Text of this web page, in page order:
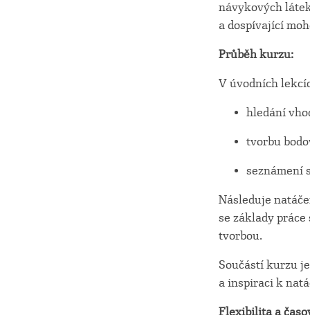
návykových
a dospívající
Průběh kurzu:
V úvodních
hledání
tvorbu
seznámení
Následuje
se základy
tvorbou.
Součástí kurzu
a inspiraci k
Flexibilita a